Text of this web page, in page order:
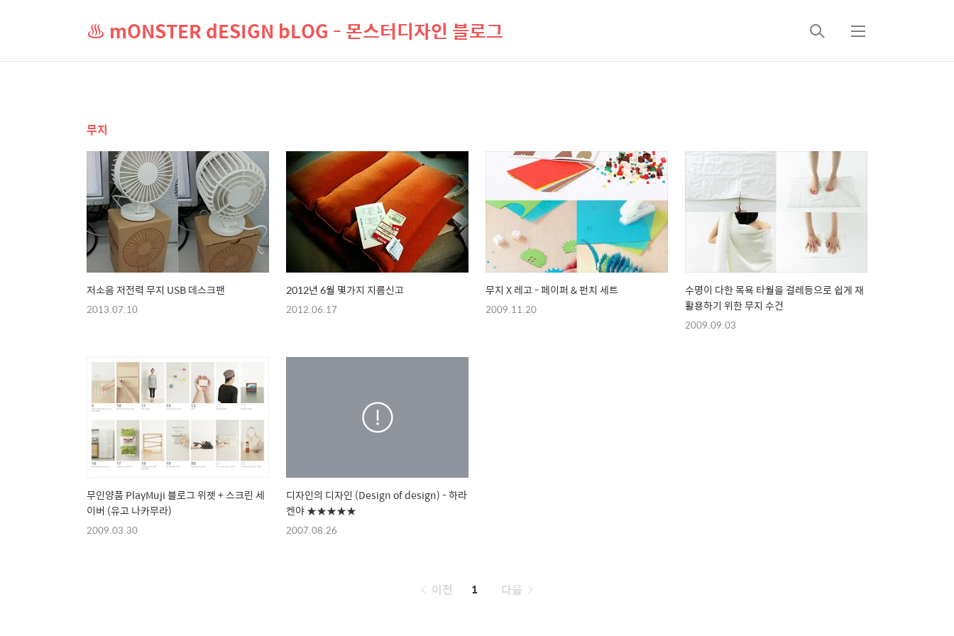
♨ mONSTER dESIGN bLOG - 몬스터디자인 블로그
검
메
무지
저소음 저전력 무지 USB 데스크팬
2013.07.10
2012년 6월 몇가지 지름신고
2012.06.17
무지 X 레고 - 페이퍼 & 펀치 세트
2009.11.20
수명이 다한 목욕 타월을 걸레등으로 쉽게 재
활용하기 위한 무지 수건
2009.09.03
무인양품 PlayMuji 블로그 위젯 + 스크린 세
이버 (유고 나카무라)
2009.03.30
디자인의 디자인 (Design of design) - 하라
켄야 ★★★★★
2007.08.26
페
이전 1 다음